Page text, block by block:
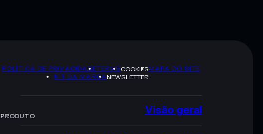
POLÍTICA DE PRIVACIDADETERMSCOOKIESMAPA DO SITE
KIT DA MARCANEWSLETTER
PRODUTO Visão geral